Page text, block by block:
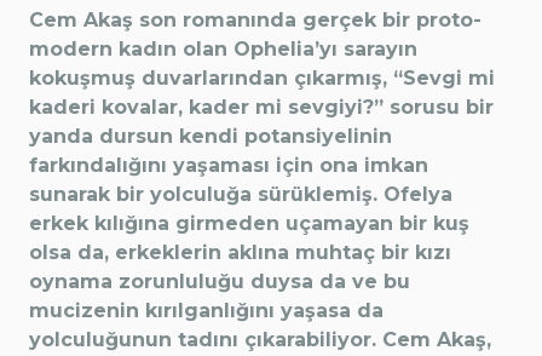
Cem Akaş son romanında gerçek bir proto-
modern kadın olan Ophelia’yı sarayın
kokuşmuş duvarlarından çıkarmış, “Sevgi mi
kaderi kovalar, kader mi sevgiyi?” sorusu bir
yanda dursun kendi potansiyelinin
farkındalığını yaşaması için ona imkan
sunarak bir yolculuğa sürüklemiş. Ofelya
erkek kılığına girmeden uçamayan bir kuş
olsa da, erkeklerin aklına muhtaç bir kızı
oynama zorunluluğu duysa da ve bu
mucizenin kırılganlığını yaşasa da
yolculuğunun tadını çıkarabiliyor. Cem Akaş,